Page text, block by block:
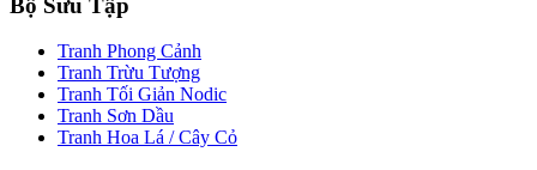
Bộ Sưu Tập
Tranh Phong Cảnh
Tranh Trừu Tượng
Tranh Tối Giản Nodic
Tranh Sơn Dầu
Tranh Hoa Lá / Cây Cỏ